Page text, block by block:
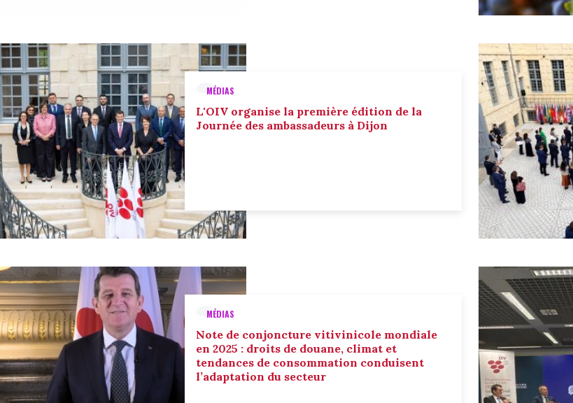
MÉDIAS
L'OIV organise la première édition de la
Journée des ambassadeurs à Dijon
MÉDIAS
Note de conjoncture vitivinicole mondiale
en 2025 : droits de douane, climat et
tendances de consommation conduisent
l’adaptation du secteur